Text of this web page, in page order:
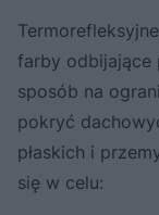
farby odbijające
sposób na
pokryć
płaskich i
się w celu: